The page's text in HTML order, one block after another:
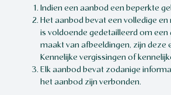
Indien een aanbod een beperkte
Het aanbod bevat een volledige
is voldoende gedetailleerd om
maakt van afbeeldingen, zijn deze
Kennelijke vergissingen of
Elk aanbod bevat zodanige
het aanbod zijn verbonden.